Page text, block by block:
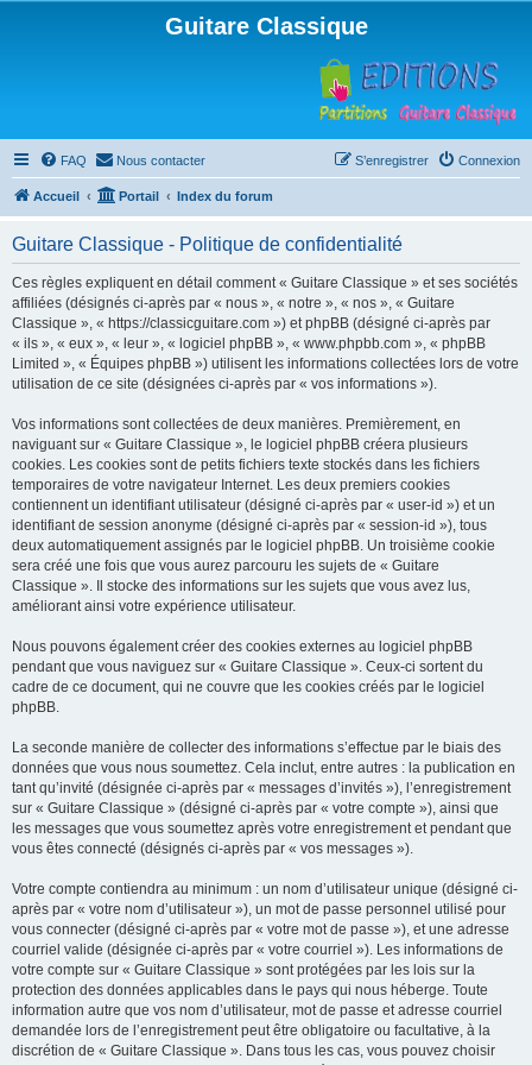
Guitare Classique
FAQ Nous contacter Connexion
S’enregistrer
Accueil Portail Index du forum
Guitare Classique - Politique de confidentialité
Ces règles expliquent en détail comment « Guitare Classique » et ses sociétés
affiliées (désignés ci-après par « nous », « notre », « nos », « Guitare
Classique », « https://classicguitare.com ») et phpBB (désigné ci-après par
« ils », « eux », « leur », « logiciel phpBB », « www.phpbb.com », « phpBB
Limited », « Équipes phpBB ») utilisent les informations collectées lors de votre
utilisation de ce site (désignées ci-après par « vos informations »).
Vos informations sont collectées de deux manières. Premièrement, en
naviguant sur « Guitare Classique », le logiciel phpBB créera plusieurs
cookies. Les cookies sont de petits fichiers texte stockés dans les fichiers
temporaires de votre navigateur Internet. Les deux premiers cookies
contiennent un identifiant utilisateur (désigné ci-après par « user-id ») et un
identifiant de session anonyme (désigné ci-après par « session-id »), tous
deux automatiquement assignés par le logiciel phpBB. Un troisième cookie
sera créé une fois que vous aurez parcouru les sujets de « Guitare
Classique ». Il stocke des informations sur les sujets que vous avez lus,
améliorant ainsi votre expérience utilisateur.
Nous pouvons également créer des cookies externes au logiciel phpBB
pendant que vous naviguez sur « Guitare Classique ». Ceux-ci sortent du
cadre de ce document, qui ne couvre que les cookies créés par le logiciel
phpBB.
La seconde manière de collecter des informations s’effectue par le biais des
données que vous nous soumettez. Cela inclut, entre autres : la publication en
tant qu’invité (désignée ci-après par « messages d’invités »), l’enregistrement
sur « Guitare Classique » (désigné ci-après par « votre compte »), ainsi que
les messages que vous soumettez après votre enregistrement et pendant que
vous êtes connecté (désignés ci-après par « vos messages »).
Votre compte contiendra au minimum : un nom d’utilisateur unique (désigné ci-
après par « votre nom d’utilisateur »), un mot de passe personnel utilisé pour
vous connecter (désigné ci-après par « votre mot de passe »), et une adresse
courriel valide (désignée ci-après par « votre courriel »). Les informations de
votre compte sur « Guitare Classique » sont protégées par les lois sur la
protection des données applicables dans le pays qui nous héberge. Toute
information autre que vos nom d’utilisateur, mot de passe et adresse courriel
demandée lors de l’enregistrement peut être obligatoire ou facultative, à la
discrétion de « Guitare Classique ». Dans tous les cas, vous pouvez choisir